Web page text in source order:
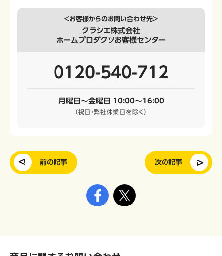
＜お客様からのお問い合わせ先＞
クラシエ株式会社
ホームプロダクツお客様センター
0120-540-712
月曜日～金曜日 10:00～16:00
（祝日・弊社休業日を除く）
前の記事 次の記事